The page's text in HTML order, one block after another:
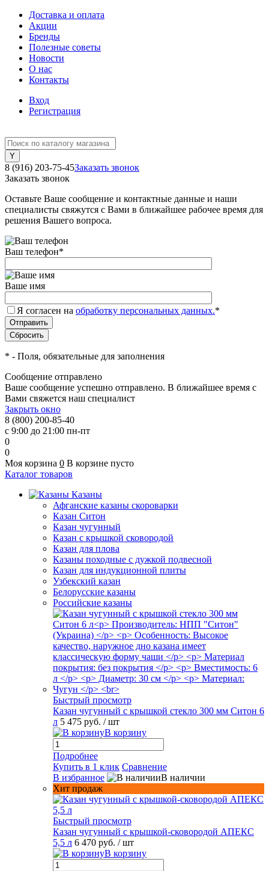
Доставка и оплата
Акции
Бренды
Полезные советы
Новости
О нас
Контакты
Вход
Регистрация
8 (916) 203-75-45Заказать звонок
Заказать звонок
Оставьте Ваше сообщение и контактные данные и наши
специалисты свяжутся с Вами в ближайшее рабочее время для
решения Вашего вопроса.
Ваш телефон*
Ваше имя
Я согласен на обработку персональных данных.*
* - Поля, обязательные для заполнения
Сообщение отправлено
Ваше сообщение успешно отправлено. В ближайшее время с
Вами свяжется наш специалист
Закрыть окно
8 (800) 200-85-40
с 9:00 до 21:00 пн-пт
0
0
Моя корзина 0 В корзине пусто
Каталог товаров
Казаны
Афганские казаны скороварки
Казан Ситон
Казан чугунный
Казан с крышкой сковородой
Казан для плова
Казаны походные с дужкой подвесной
Казан для индукционной плиты
Узбекский казан
Белорусские казаны
Российские казаны
Быстрый просмотр
Казан чугунный с крышкой стекло 300 мм Ситон 6
л 5 475 руб. / шт
В корзину
Подробнее
Купить в 1 клик Сравнение
В избранное
В наличии
Хит продаж
Быстрый просмотр
Казан чугунный с крышкой-сковородой АПЕКС
5,5 л 6 470 руб. / шт
В корзину